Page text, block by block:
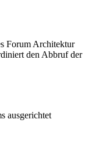
Forum Architektur
den Abbruf der
ausgerichtet